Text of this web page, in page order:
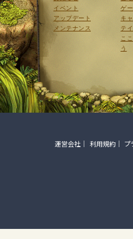
イベント
アップデート
メンテナンス
ゲ
キ
テ
こ
う
運営会社 利用規約 プ